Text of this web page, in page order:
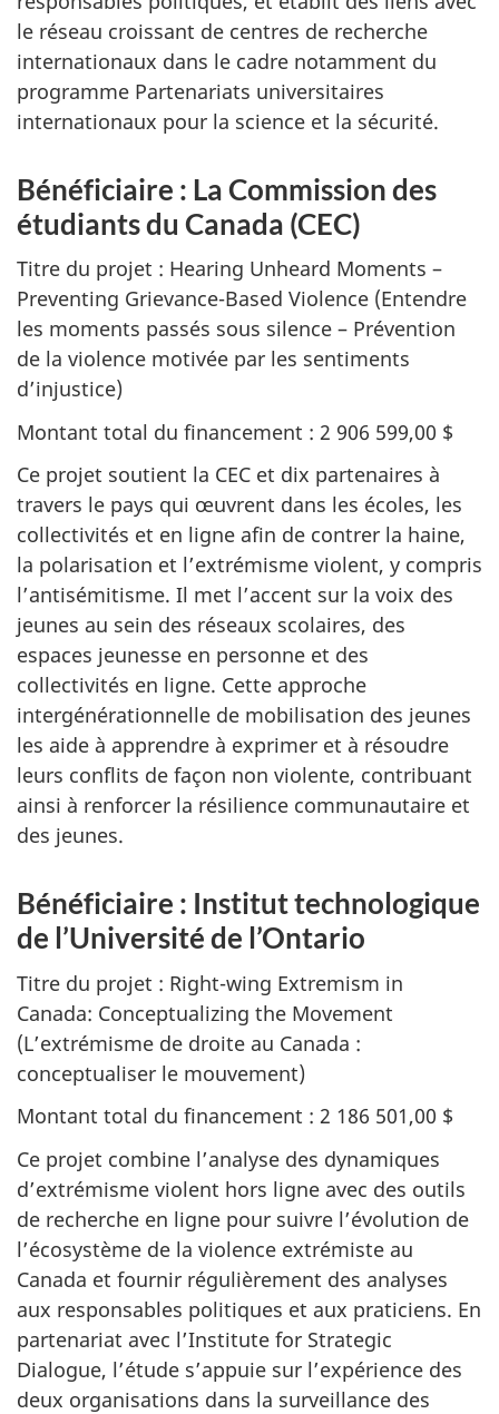
le réseau croissant de centres de recherche
internationaux dans le cadre notamment du
programme Partenariats universitaires
internationaux pour la science et la sécurité.
Bénéficiaire : La Commission des
étudiants du Canada (CEC)
Titre du projet : Hearing Unheard Moments –
Preventing Grievance-Based Violence (Entendre
les moments passés sous silence – Prévention
de la violence motivée par les sentiments
d’injustice)
Montant total du financement : 2 906 599,00 $
Ce projet soutient la CEC et dix partenaires à
travers le pays qui œuvrent dans les écoles, les
collectivités et en ligne afin de contrer la haine,
la polarisation et l’extrémisme violent, y compris
l’antisémitisme. Il met l’accent sur la voix des
jeunes au sein des réseaux scolaires, des
espaces jeunesse en personne et des
collectivités en ligne. Cette approche
intergénérationnelle de mobilisation des jeunes
les aide à apprendre à exprimer et à résoudre
leurs conflits de façon non violente, contribuant
ainsi à renforcer la résilience communautaire et
des jeunes.
Bénéficiaire : Institut technologique
de l’Université de l’Ontario
Titre du projet : Right-wing Extremism in
Canada: Conceptualizing the Movement
(L’extrémisme de droite au Canada :
conceptualiser le mouvement)
Montant total du financement : 2 186 501,00 $
Ce projet combine l’analyse des dynamiques
d’extrémisme violent hors ligne avec des outils
de recherche en ligne pour suivre l’évolution de
l’écosystème de la violence extrémiste au
Canada et fournir régulièrement des analyses
aux responsables politiques et aux praticiens. En
partenariat avec l’Institute for Strategic
Dialogue, l’étude s’appuie sur l’expérience des
deux organisations dans la surveillance des